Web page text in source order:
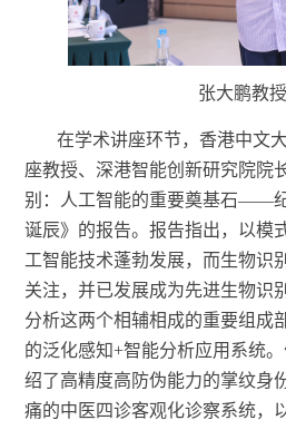
张大鹏教
在学术讲座环节， 香港中文
座教授、深港智能创新研究院院
别：人工智能的重要奠基石——纪
诞辰》的报告。报告指出，以模
工智能技术蓬勃发展，而生物识
关注，并已发展成为先进生物识
分析这两个相辅相成的重要组成
的泛化感知+智能分析应用系统
绍了高精度高防伪能力的掌纹身
痛的中医四诊客观化诊察系统，